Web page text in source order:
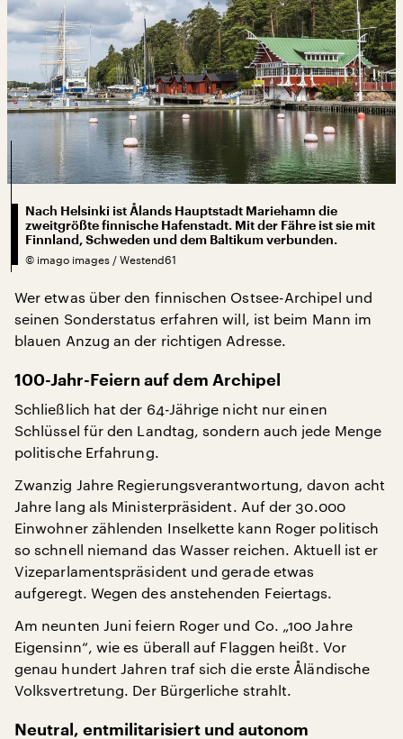
Nach Helsinki ist Ålands Hauptstadt Mariehamn die
zweitgrößte finnische Hafenstadt. Mit der Fähre ist sie mit
Finnland, Schweden und dem Baltikum verbunden.
© imago images / Westend61
Wer etwas über den finnischen Ostsee-Archipel und
seinen Sonderstatus erfahren will, ist beim Mann im
blauen Anzug an der richtigen Adresse.
100-Jahr-Feiern auf dem Archipel
Schließlich hat der 64-Jährige nicht nur einen
Schlüssel für den Landtag, sondern auch jede Menge
politische Erfahrung.
Zwanzig Jahre Regierungsverantwortung, davon acht
Jahre lang als Ministerpräsident. Auf der 30.000
Einwohner zählenden Inselkette kann Roger politisch
so schnell niemand das Wasser reichen. Aktuell ist er
Vizeparlamentspräsident und gerade etwas
aufgeregt. Wegen des anstehenden Feiertags.
Am neunten Juni feiern Roger und Co. „100 Jahre
Eigensinn“, wie es überall auf Flaggen heißt. Vor
genau hundert Jahren traf sich die erste Åländische
Volksvertretung. Der Bürgerliche strahlt.
Neutral, entmilitarisiert und autonom